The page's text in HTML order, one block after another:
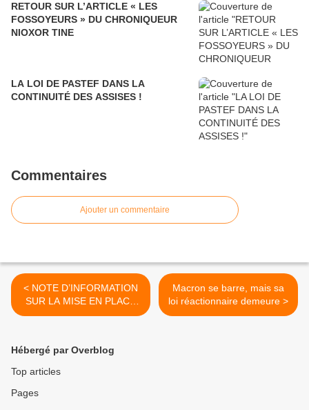
RETOUR SUR L’ARTICLE « LES
FOSSOYEURS » DU CHRONIQUEUR
NIOXOR TINE
LA LOI DE PASTEF DANS LA
CONTINUITÉ DES ASSISES !
Commentaires
Ajouter un commentaire
< NOTE D’INFORMATION
SUR LA MISE EN PLACE
D’UNE COALITION POUR
Macron se barre, mais sa
loi réactionnaire demeure >
Hébergé par Overblog
Top articles
Pages